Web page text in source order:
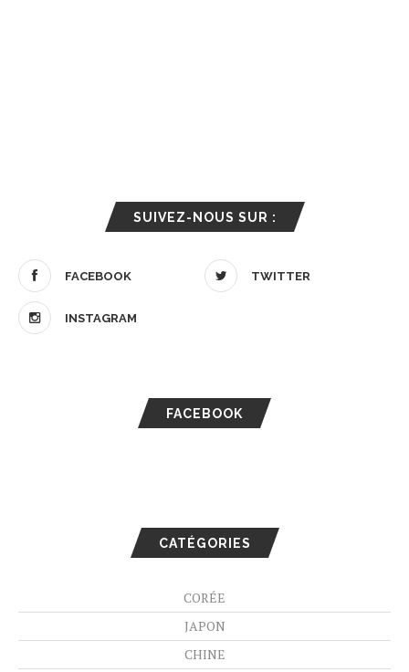
SUIVEZ-NOUS SUR :
FACEBOOK TWITTER
INSTAGRAM
FACEBOOK
CATÉGORIES
CORÉE
JAPON
CHINE